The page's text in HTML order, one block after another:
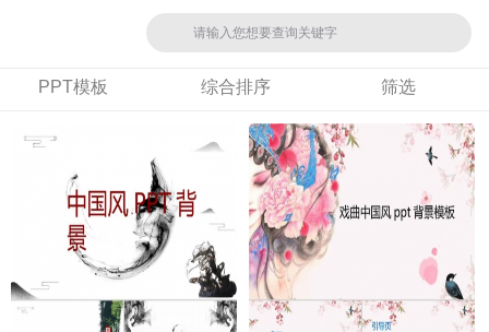
PPT模板 综合排序 筛选